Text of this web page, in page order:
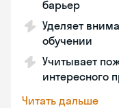
барьер
Уделяет
обучении
Учитывает
интересного
Читать дальше